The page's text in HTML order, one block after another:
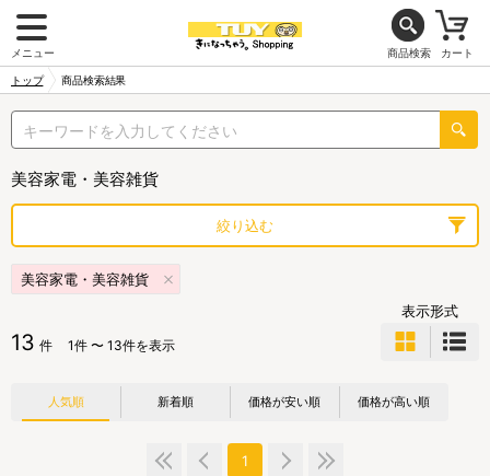
メニュー 商品検索 カート
トップ 商品検索結果
美容家電・美容雑貨
絞り込む
美容家電・美容雑貨
13 件 1件 〜 13件を表示
表示形式
人気順 新着順 価格が安い順 価格が高い順
1